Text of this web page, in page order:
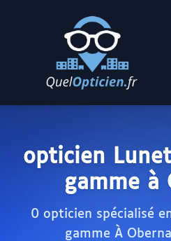
opticien
gamme à
0 opticien spécialisé
gamme À